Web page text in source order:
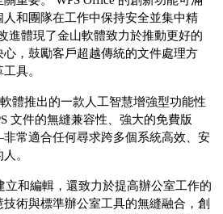
和團隊在工作中保持安全並集中精
進體現了金山軟體致力於推動更好的
心，鼓勵客戶超越傳統的文件處理方
具。
軟體推出的一款人工智慧增強型功能性
文件的無縫兼容性、強大的免費版
常適合任何尋求跨多個系統高效、安
。
立和編輯，還致力於提高辦公室工作的
術與標準辦公室工具的無縫融合，創